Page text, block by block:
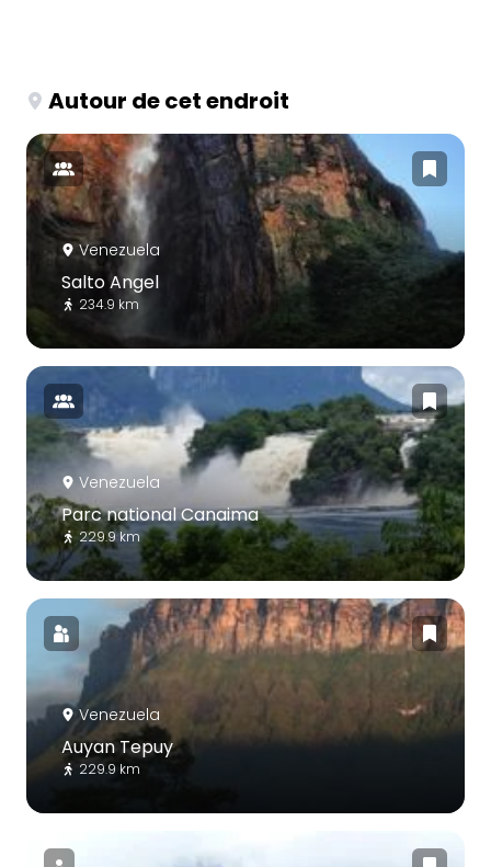
Autour de cet endroit
Venezuela
Salto Angel
234.9 km
Venezuela
Parc national Canaima
229.9 km
Venezuela
Auyan Tepuy
229.9 km